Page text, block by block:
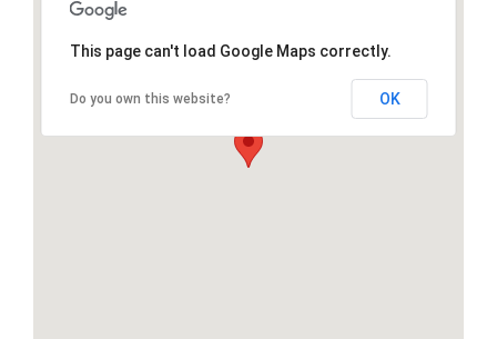
This page can't load Google Maps correctly.
Do you own this website? OK